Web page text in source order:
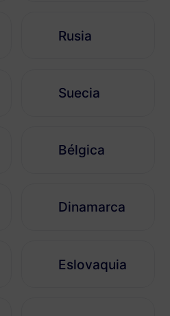
Rusia
Suecia
Bélgica
Dinamarca
Eslovaquia